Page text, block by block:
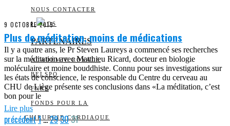
NOUS CONTACTER
I DS
PARTENAIRES
ACADÉMIE ROYALE
BELSPO
FNRS
FONDS POUR LA
CHIRURGIE CARDIAQUE
9 OCTOBRE 2019
Plus de méditation, moins de médications
Il y a quatre ans, le Pr Steven Laureys a commencé ses recherches
sur la méditation avec Matthieu Ricard, docteur en biologie
moléculaire et moine bouddhiste. Connu pour ses investigations sur
les états de conscience, le responsable du Centre du cerveau au
CHU de Liège présente ses conclusions dans «La méditation, c’est
bon pour le
Lire plus
précédent1…293031